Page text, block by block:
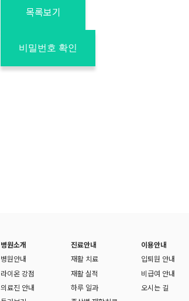
목록보기
비밀번호 확인
병원소개
병원안내
라이온 강점
의료진 안내
진료안내
재활 치료
재활 실적
하루 일과
이용안내
입퇴원 안내
비급여 안내
오시는 길